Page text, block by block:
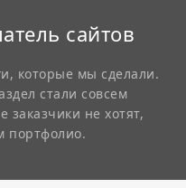
сайтов
которые мы сделали.
стали совсем
заказчики не хотят,
портфолио.